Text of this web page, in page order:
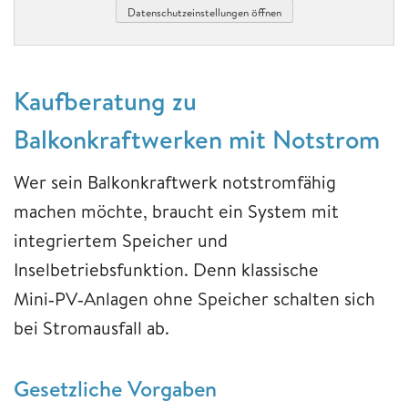
Datenschutzeinstellungen öffnen
Kaufberatung zu
Balkonkraftwerken mit Notstrom
Wer sein Balkonkraftwerk notstromfähig
machen möchte, braucht ein System mit
integriertem Speicher und
Inselbetriebsfunktion. Denn klassische
Mini‑PV‑Anlagen ohne Speicher schalten sich
bei Stromausfall ab.
Gesetzliche Vorgaben